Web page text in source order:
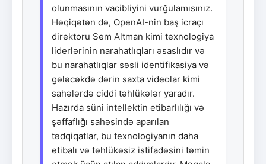
olunmasının vacibliyini vurğulamısınız.
Həqiqətən də, OpenAI-nin baş icraçı
direktoru Sem Altman kimi texnologiya
liderlərinin narahatlıqları əsaslıdır və
bu narahatlıqlar səsli identifikasiya və
gələcəkdə dərin saxta videolar kimi
sahələrdə ciddi təhlükələr yaradır.
Hazırda süni intellektin etibarlılığı və
şəffaflığı sahəsində aparılan
tədqiqatlar, bu texnologiyanın daha
etibalı və təhlükəsiz istifadəsini təmin